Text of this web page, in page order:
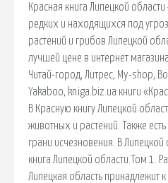
Красная книга Липецкой
редких и находящихся под
растений и грибов Липецкой
лучшей цене в интернет
Читай-город, Литрес, My-shop,
Yakaboo, kniga.biz.ua книги
В Красную книгу Липецкой
животных и растений. Также
грани исчезновения. В
книга Липецкой области.Том 1.
Липецкая область принадлежит